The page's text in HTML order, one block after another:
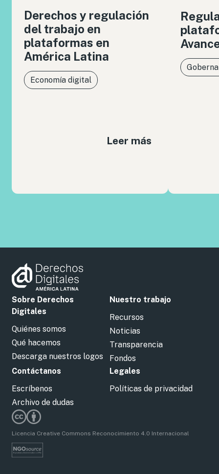
Derechos y regulación
del trabajo en
plataformas en
América Latina
Economía digital
Leer más
Sobre Derechos
Digitales
Quiénes somos
Qué hacemos
Descarga nuestros logos
Nuestro trabajo
Recursos
Noticias
Transparencia
Fondos
Contáctanos
Escríbenos
Archivo de dudas
Legales
Políticas de privacidad
Licencia Creative Commons Reconocimiento 4.0 Internacional